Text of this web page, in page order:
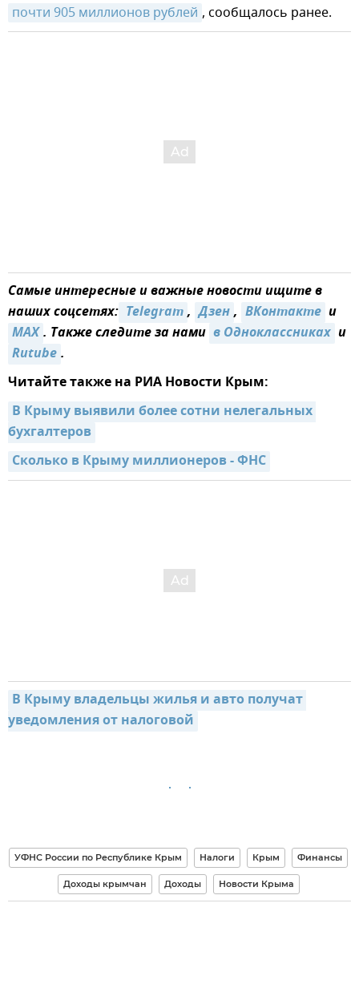
почти 905 миллионов рублей , сообщалось ранее.
Самые интересные и важные новости ищите в
наших соцсетях: Telegram, Дзен, ВКонтакте и
MAX. Также следите за нами в Одноклассниках и
Rutube.
Читайте также на РИА Новости Крым:
В Крыму выявили более сотни нелегальных
бухгалтеров
Сколько в Крыму миллионеров - ФНС
В Крыму владельцы жилья и авто получат
уведомления от налоговой
УФНС России по Республике Крым Налоги Крым Финансы
Доходы крымчан Доходы Новости Крыма